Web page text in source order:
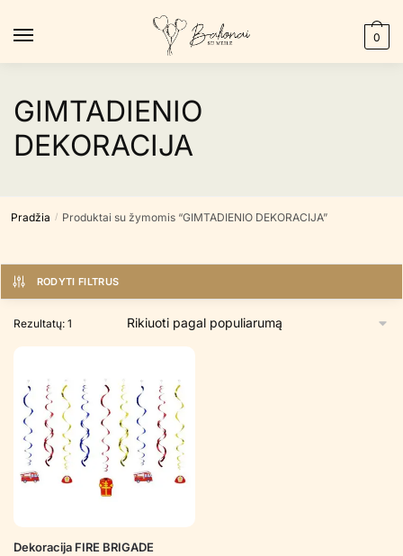
0
GIMTADIENIO
DEKORACIJA
Pradžia / Produktai su žymomis “GIMTADIENIO DEKORACIJA”
RODYTI FILTRUS
Rezultatų: 1
Dekoracija FIRE BRIGADE